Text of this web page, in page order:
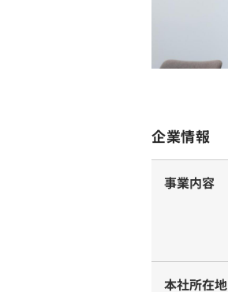
企業情報
事業内容
本社所在地